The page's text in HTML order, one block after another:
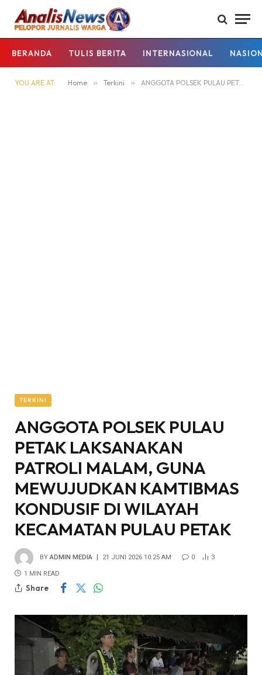
BERANDA TULIS BERITA INTERNASIONAL
YOU ARE AT: Home » Terkini » ANGGOTA POLSEK PULAU PETAK LAKSANAKAN PATROLI MALAM, GUNA MEWUJUDKAN KAMTIBMAS KONDUSIF DI WILAYAH KECAMATAN PULAU PETAK
TERKINI
ANGGOTA POLSEK PULAU
PETAK LAKSANAKAN
PATROLI MALAM, GUNA
MEWUJUDKAN KAMTIBMAS
KONDUSIF DI WILAYAH
KECAMATAN PULAU PETAK
BY ADMIN MEDIA 21 JUNI 2026 10:25 AM 0 3
1 MIN READ
Share